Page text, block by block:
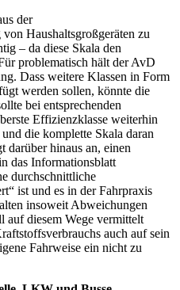
der
Haushaltsgroßgeräten zu
– da diese Skala den
problematisch hält der AvD
Dass weitere Klassen in Form
werden sollen, könnte die
bei entsprechenden
Effizienzklasse weiterhin
die komplette Skala daran
darüber hinaus an, einen
das Informationsblatt
durchschnittliche
ist und es in der Fahrpraxis
insoweit Abweichungen
auf diesem Wege vermittelt
auch auf sein
Fahrweise ein nicht zu